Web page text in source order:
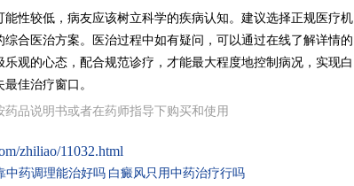
性较低，病友应该树立科学的疾病认知。建议选择正规医疗机
合医治方案。医治过程中如有疑问，可以通过在线了解详情的
观的心态，配合规范诊疗，才能最大程度地控制病况，实现白
佳治疗窗口。
品说明书或者在药师指导下购买和使用
zhiliao/11032.html
中药调理能治好吗 白癜风只用中药治疗行吗